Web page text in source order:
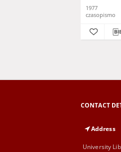
1977
czasopismo
CONTACT
Address
University